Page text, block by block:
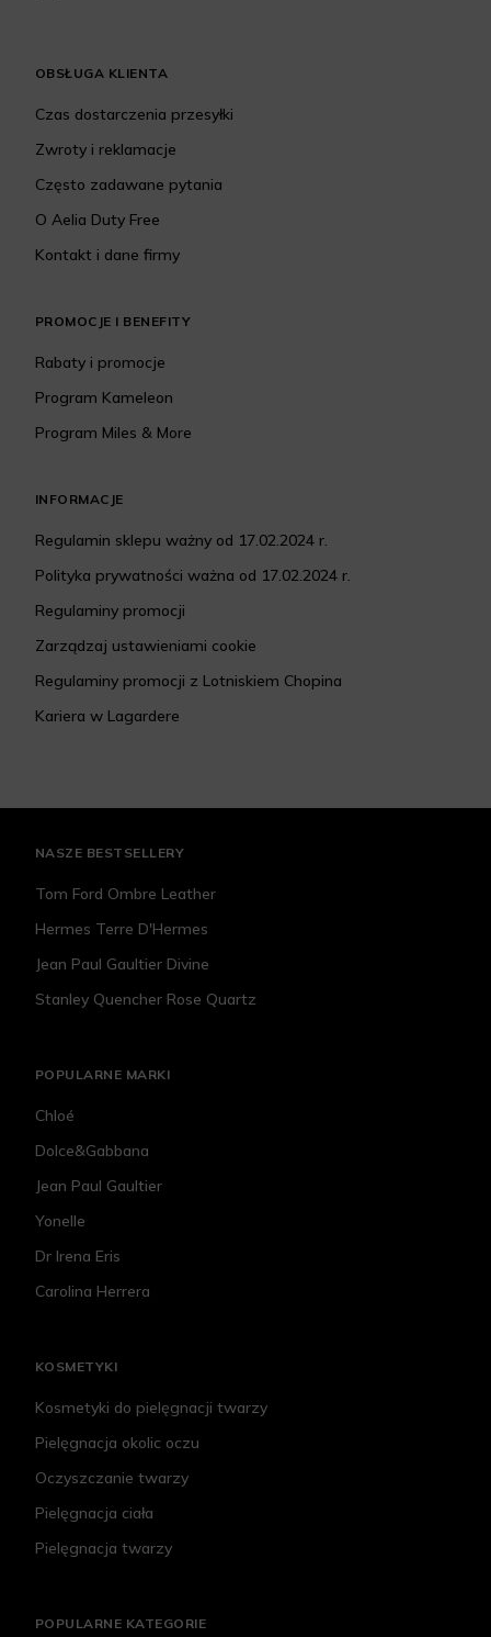
OBSŁUGA KLIENTA
Czas dostarczenia przesyłki
Zwroty i reklamacje
Często zadawane pytania
O Aelia Duty Free
Kontakt i dane firmy
PROMOCJE I BENEFITY
Rabaty i promocje
Program Kameleon
Program Miles & More
INFORMACJE
Regulamin sklepu ważny od 17.02.2024 r.
Polityka prywatności ważna od 17.02.2024 r.
Regulaminy promocji
Zarządzaj ustawieniami cookie
Regulaminy promocji z Lotniskiem Chopina
Kariera w Lagardere
NASZE BESTSELLERY
Tom Ford Ombre Leather
Hermes Terre D'Hermes
Jean Paul Gaultier Divine
Stanley Quencher Rose Quartz
POPULARNE MARKI
Chloé
Dolce&Gabbana
Jean Paul Gaultier
Yonelle
Dr Irena Eris
Carolina Herrera
KOSMETYKI
Kosmetyki do pielęgnacji twarzy
Pielęgnacja okolic oczu
Oczyszczanie twarzy
Pielęgnacja ciała
Pielęgnacja twarzy
POPULARNE KATEGORIE